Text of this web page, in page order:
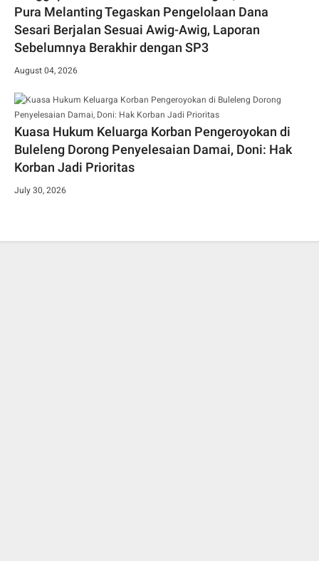
Pura Melanting Tegaskan Pengelolaan Dana
Sesari Berjalan Sesuai Awig-Awig, Laporan
Sebelumnya Berakhir dengan SP3
August 04, 2026
Kuasa Hukum Keluarga Korban Pengeroyokan di
Buleleng Dorong Penyelesaian Damai, Doni: Hak
Korban Jadi Prioritas
July 30, 2026